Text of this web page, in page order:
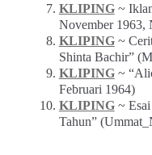
KLIPING~
November 1963,
KLIPING~
Shinta Bachir”
KLIPING~
Februari 1964)
KLIPING~ Esai
Tahun”